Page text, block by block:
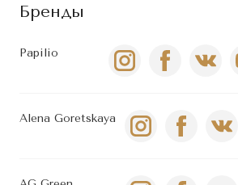
Бренды
Papilio
Alena Goretskaya